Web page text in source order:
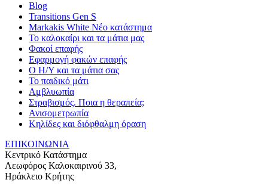
Blog
Transitions Gen S
Markakis White Νέο κατάστημα
Το καλοκαίρι και τα μάτια μας
Φακοί επαφής
Εφαρμογή φακών επαφής
Ο Η/Υ και τα μάτια σας
Το παιδικό μάτι
Αμβλυωπία
Στραβισμός. Ποια η θεραπεία;
Ανισομετρωπία
Κηλίδες και διόφθαλμη όραση
ΕΠΙΚΟΙΝΩΝΙΑ
Κεντρικό Κατάστημα
Λεωφόρος Καλοκαιρινού 33,
Ηράκλειο Κρήτης